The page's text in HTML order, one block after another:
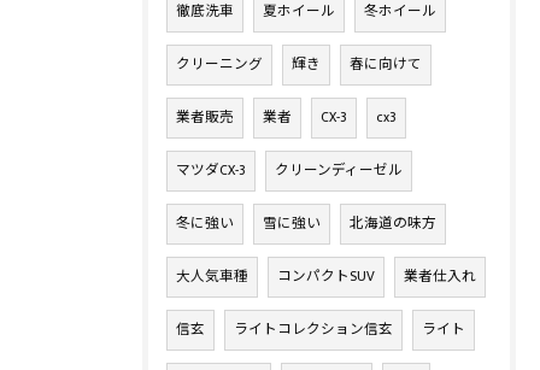
徹底洗車 夏ホイール 冬ホイール
クリーニング 輝き 春に向けて
業者販売 業者 CX-3 cx3
マツダCX-3 クリーンディーゼル
冬に強い 雪に強い 北海道の味方
大人気車種 コンパクトSUV 業者仕入れ
信玄 ライトコレクション信玄 ライト